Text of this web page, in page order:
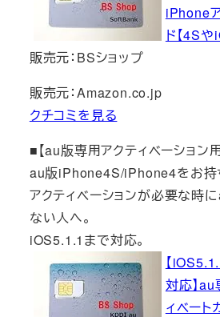
iPhone
ド【4S
販売元：BSショップ
販売元：Amazon.co.jp
クチコミを見る
■【au版専用アクティベーション
au版iPhone4S/iPhone4をお持
アクティベーションが必要な時
ない人へ。
iOS5.1.1まで対応。
【
対応】
ィベート